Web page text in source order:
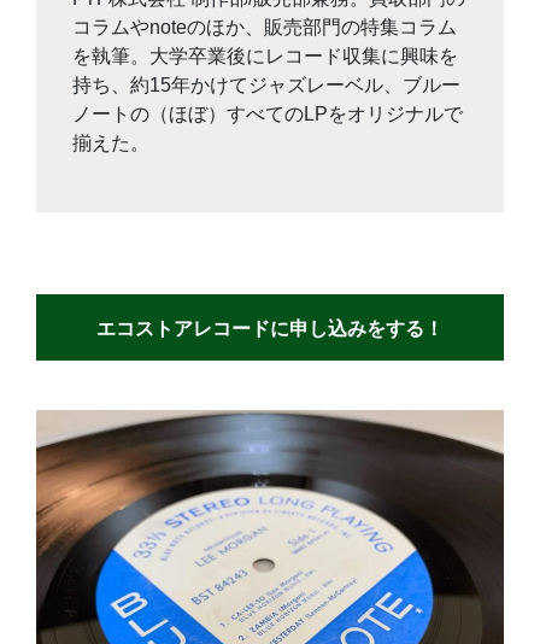
コラムやnoteのほか、販売部門の特集コラム
を執筆。大学卒業後にレコード収集に興味を
持ち、約15年かけてジャズレーベル、ブルー
ノートの（ほぼ）すべてのLPをオリジナルで
揃えた。
エコストアレコードに申し込みをする！